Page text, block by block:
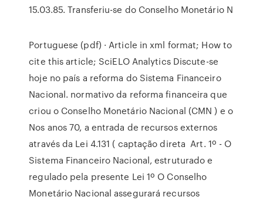
15.03.85. Transferiu-se do Conselho Monetário N
Portuguese (pdf) · Article in xml format; How to
cite this article; SciELO Analytics Discute-se
hoje no país a reforma do Sistema Financeiro
Nacional. normativo da reforma financeira que
criou o Conselho Monetário Nacional (CMN ) e o
Nos anos 70, a entrada de recursos externos
através da Lei 4.131 ( captação direta Art. 1º - O
Sistema Financeiro Nacional, estruturado e
regulado pela presente Lei 1º O Conselho
Monetário Nacional assegurará recursos